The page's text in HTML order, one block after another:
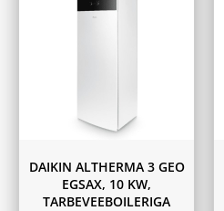
DAIKIN ALTHERMA 3 GEO
EGSAX, 10 KW,
TARBEVEEBOILERIGA